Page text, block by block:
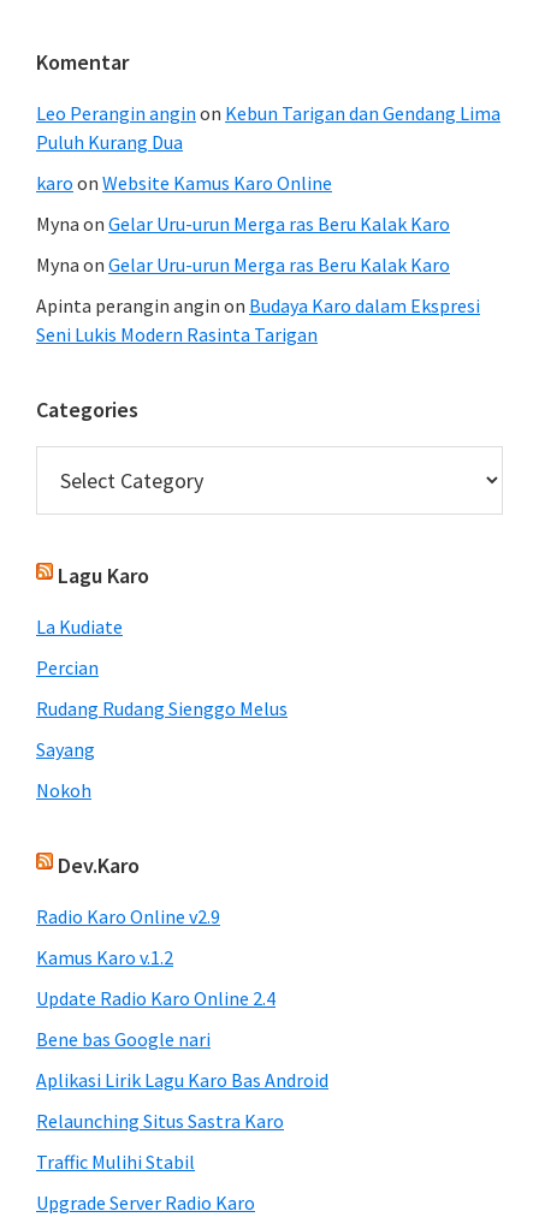
Komentar
Leo Perangin angin on Kebun Tarigan dan Gendang Lima
Puluh Kurang Dua
karo on Website Kamus Karo Online
Myna on Gelar Uru-urun Merga ras Beru Kalak Karo
Myna on Gelar Uru-urun Merga ras Beru Kalak Karo
Apinta perangin angin on Budaya Karo dalam Ekspresi
Seni Lukis Modern Rasinta Tarigan
Categories
Lagu Karo
La Kudiate
Percian
Rudang Rudang Sienggo Melus
Sayang
Nokoh
Dev.Karo
Radio Karo Online v2.9
Kamus Karo v.1.2
Update Radio Karo Online 2.4
Bene bas Google nari
Aplikasi Lirik Lagu Karo Bas Android
Relaunching Situs Sastra Karo
Traffic Mulihi Stabil
Upgrade Server Radio Karo